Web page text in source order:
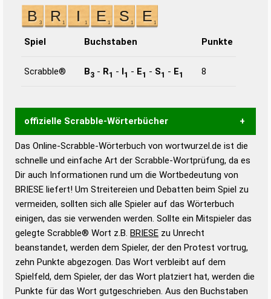
Spiel Buchstaben Punkte
Scrabble® B3 - R1 - I1 - E1 - S1 - E1 8
offizielle Scrabble-Wörterbücher
Wortwurzel liefert mit Hilfe eines semantischen
Wortanalyse-Algorithmus gute Anhaltspunkte zu
Wortbedeutung, Worttrennung und Wortform, um die
Gültigkeit eines Wortes für das Scrabble-Spiel zu
bestimmen!
zugelassene Turnier Scrabble-
Wörterbücher sind:
Duden – Standardwerk in 12 Bänden
Duden – Richtiges und gutes
Deutsch
Das Online-Scrabble-Wörterbuch von wortwurzel.de ist die
schnelle und einfache Art der Scrabble-Wortprüfung, da es
Dir auch Informationen rund um die Wortbedeutung von
BRIESE liefert! Um Streitereien und Debatten beim Spiel zu
vermeiden, sollten sich alle Spieler auf das Wörterbuch
einigen, das sie verwenden werden. Sollte ein Mitspieler das
gelegte Scrabble® Wort z.B. BRIESE zu Unrecht
beanstandet, werden dem Spieler, der den Protest vortrug,
zehn Punkte abgezogen. Das Wort verbleibt auf dem
Spielfeld, dem Spieler, der das Wort platziert hat, werden die
Punkte für das Wort gutgeschrieben. Aus den Buchstaben